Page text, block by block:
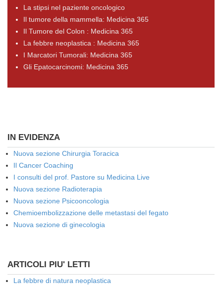
La stipsi nel paziente oncologico
Il tumore della mammella: Medicina 365
Il Tumore del Colon : Medicina 365
La febbre neoplastica : Medicina 365
I Marcatori Tumorali: Medicina 365
Gli Epatocarcinomi: Medicina 365
IN EVIDENZA
Nuova sezione Chirurgia Toracica
Il Cancer Coaching
I consulti del prof. Pastore su Medicina Live
Nuova sezione Radioterapia
Nuova sezione Psicooncologia
Chemioembolizzazione delle metastasi del fegato
Nuova sezione di ginecologia
ARTICOLI PIU' LETTI
La febbre di natura neoplastica